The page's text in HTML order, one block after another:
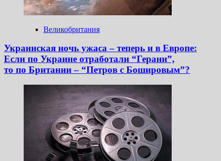
Великобритания
Украинская ночь ужаса – теперь и в Европе:
Если по Украине отработали “Герани”,
то по Британии – “Петров с Бошировым”?